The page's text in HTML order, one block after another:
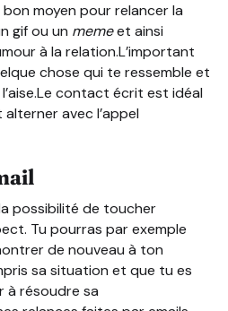
moyen pour relancer la
gif ou un memeet ainsi
à la relation.L’important
chose qui te ressemble et
contact écrit est idéal
avec l’appel
possibilité de toucher
Tu pourras par exemple
de nouveau à ton
sa situation et que tu es
à résoudre sa